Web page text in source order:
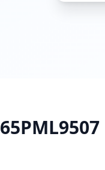
65PML9507